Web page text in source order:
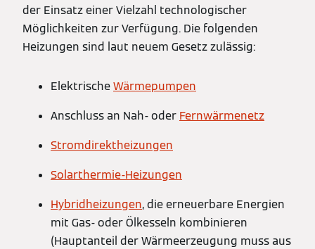
der Einsatz einer Vielzahl technologischer
Möglichkeiten zur Verfügung. Die folgenden
Heizungen sind laut neuem Gesetz zulässig:
ElektrischeWärmepumpen
Anschluss an Nah- oder Fernwärmenetz
Stromdirektheizungen
Solarthermie-Heizungen
Hybridheizungen, die erneuerbare Energien
mit Gas- oder Ölkesseln kombinieren
(Hauptanteil der Wärmeerzeugung muss aus